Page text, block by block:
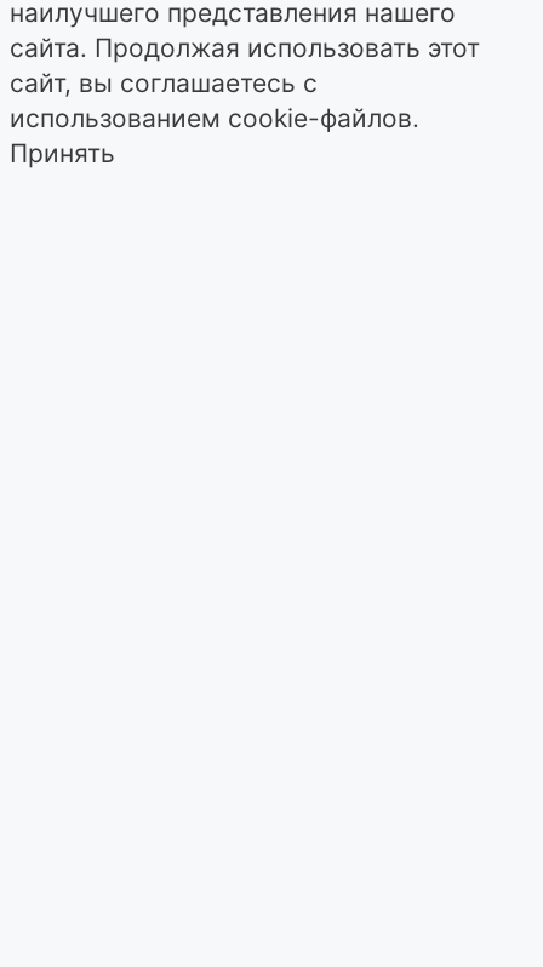
наилучшего представления нашего
сайта. Продолжая использовать этот
сайт, вы соглашаетесь с
использованием cookie-файлов.
Принять